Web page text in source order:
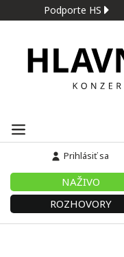
Podporte HS
Prihlásiť sa
NAŽIVO
ROZHOVORY